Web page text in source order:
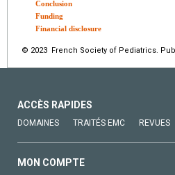
Conclusion
Funding
Financial disclosure
© 2023 French Society of Pediatrics.
ACCÈS RAPIDES
DOMAINES TRAITÉS EMC REVUES
MON COMPTE